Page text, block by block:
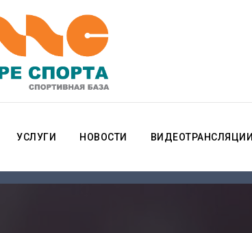
УСЛУГИ НОВОСТИ ВИДЕОТРАНСЛЯЦИИ